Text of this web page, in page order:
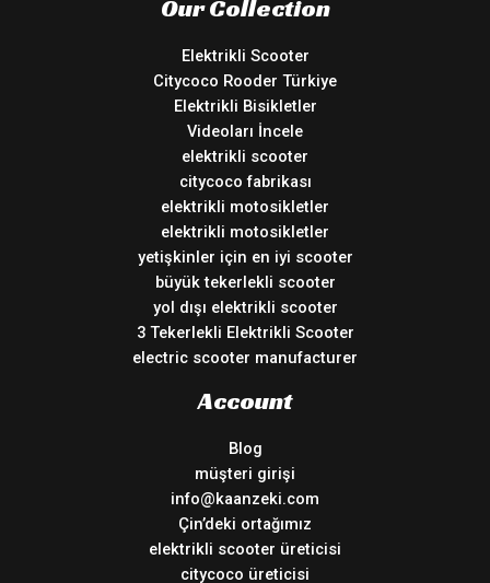
Our Collection
Elektrikli Scooter
Citycoco Rooder Türkiye
Elektrikli Bisikletler
Videoları İncele
elektrikli scooter
citycoco fabrikası
elektrikli motosikletler
elektrikli motosikletler
yetişkinler için en iyi scooter
büyük tekerlekli scooter
yol dışı elektrikli scooter
3 Tekerlekli Elektrikli Scooter
electric scooter manufacturer
Account
Blog
müşteri girişi
info@kaanzeki.com
Çin’deki ortağımız
elektrikli scooter üreticisi
citycoco üreticisi